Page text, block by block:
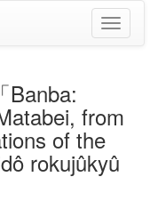
ナ
ビ
ョ
切
Banba:
from
of the
rokujûkyû